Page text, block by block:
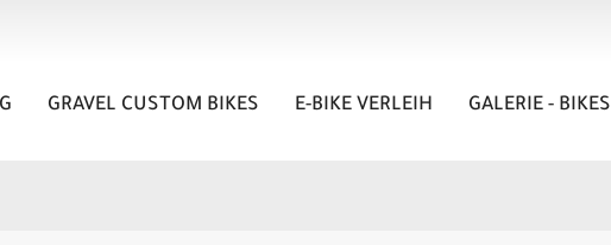
GRAVEL CUSTOM BIKES E-BIKE VERLEIH GALERIE - BIKES